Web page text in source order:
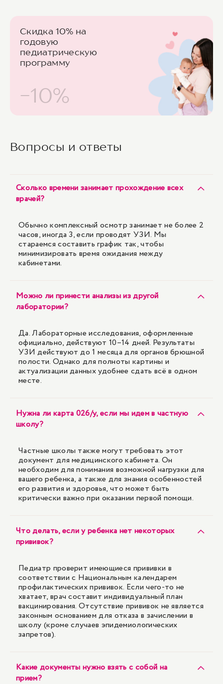
Скидка 10% на
годовую
педиатрическую
программу
-10%
Вопросы и ответы
Сколько времени занимает прохождение всех
врачей?
Обычно комплексный осмотр занимает не более 2
часов, иногда 3, если проводят УЗИ. Мы
стараемся составить график так, чтобы
минимизировать время ожидания между
кабинетами.
Можно ли принести анализы из другой
лаборатории?
Да. Лабораторные исследования, оформленные
официально, действуют 10–14 дней. Результаты
УЗИ действуют до 1 месяца для органов брюшной
полости. Однако для полноты картины и
актуализации данных удобнее сдать всё в одном
месте.
Нужна ли карта 026/у, если мы идем в частную
школу?
Частные школы также могут требовать этот
документ для медицинского кабинета. Он
необходим для понимания возможной нагрузки для
вашего ребенка, а также для знания особенностей
его развития и здоровья, что может быть
критически важно при оказании первой помощи.
Что делать, если у ребенка нет некоторых
прививок?
Педиатр проверит имеющиеся прививки в
соответствии с Национальным календарем
профилактических прививок. Если чего-то не
хватает, врач составит индивидуальный план
вакцинирования. Отсутствие прививок не является
законным основанием для отказа в зачислении в
школу (кроме случаев эпидемиологических
запретов).
Какие документы нужно взять с собой на
прием?